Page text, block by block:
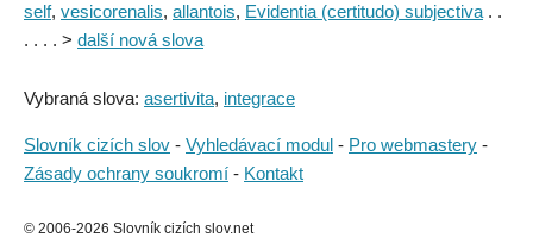
self, vesicorenalis, allantois, Evidentia (certitudo) subjectiva . .
. . . . > další nová slova
Vybraná slova: asertivita, integrace
Slovník cizích slov - Vyhledávací modul - Pro webmastery -
Zásady ochrany soukromí - Kontakt
© 2006-2026 Slovník cizích slov.net